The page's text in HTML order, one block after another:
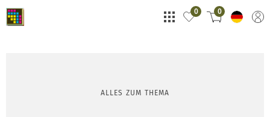
0 0
ALLES ZUM THEMA